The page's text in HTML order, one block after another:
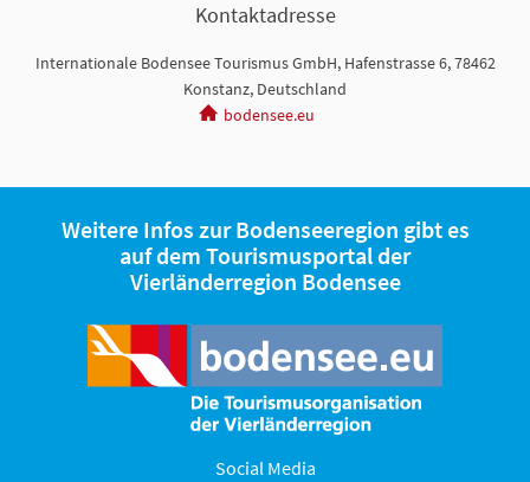
Kontaktadresse
Internationale Bodensee Tourismus GmbH, Hafenstrasse 6, 78462
Konstanz, Deutschland
bodensee.eu
Weitere Infos zur Bodenseeregion gibt es
auf dem Tourismusportal der
Vierländerregion Bodensee
Social Media